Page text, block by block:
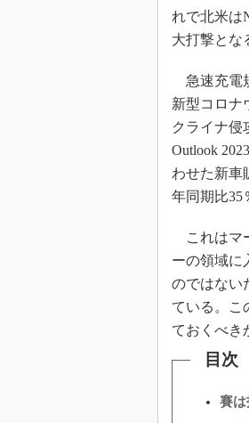
れで北米は
大打撃とな
急速充電
新型コロナ
クライナ侵
Outlook
わせた新車
年同期比35
これはマ
ーの領域に
のではない
ている。こ
ておくべき
目次
賽